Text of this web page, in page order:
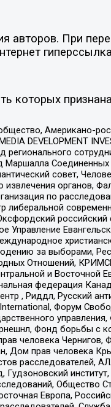
авторов. При
которых
Американо-
DEVELOPMENT
Соединенных
совет,
органов,
по
либеральной
за выборами,
Отношений,
и Восточной
федерация
, Риддл, Русский
Форум
Фонд борьбы с
человека
Дом прав человека
расследователей,
Общество
Европа,